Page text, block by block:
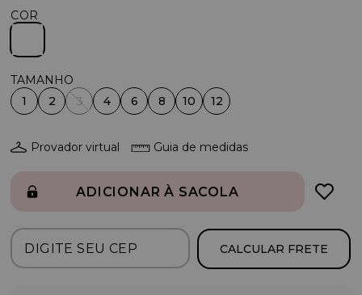
COR
1 2 3 4 6 8 10 12
Provador virtual Guia de medidas
ADICIONAR À SACOLA
CALCULAR FRETE